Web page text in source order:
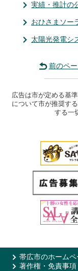
実績・推計の
おひさまソー
太陽光発電シ
前のペ
広告は市が定める基
について市が推奨す
する一
帯広市のホーム
著作権・免責事項